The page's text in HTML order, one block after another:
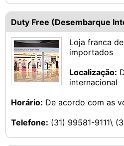
Duty Free (Desembarque
Loja franca
importados
Localização:
internacional
Horário: De acordo com as
Telefone: (31) 99581-9111\